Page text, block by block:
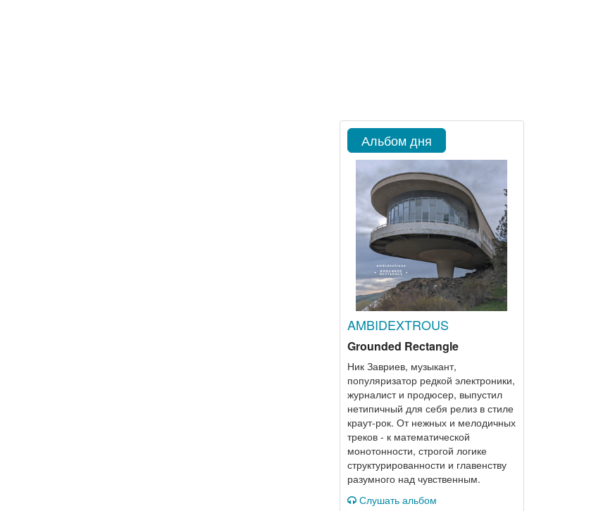
Альбом дня
AMBIDEXTROUS
Grounded Rectangle
Ник Завриев, музыкант,
популяризатор редкой электроники,
журналист и продюсер, выпустил
нетипичный для себя релиз в стиле
краут-рок. От нежных и мелодичных
треков - к математической
монотонности, строгой логике
структурированности и главенству
разумного над чувственным.
Слушать альбом